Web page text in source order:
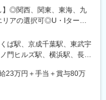
、観月橋駅、海老江駅、中
)、住之江公園駅、上前津
田駅、赤羽岩淵駅、セン
由ケ丘駅(愛知県)、出島
、神谷町駅、新高島駅、
田駅(地下鉄)、富山駅、京
、銀山町駅、西鉄福岡
舟入本町駅、花田口駅、
野田駅(阪神線)、肥後橋
】◎関西、関東、東海、九
アの選択可◎U・Iターン
補助など制度完備）■関
歌山、滋賀）■関東エリア
城、群馬など）■東海エリ
東北エリア（宮城、福島な
、新潟、長野など）のプロ
ば駅、京成千葉駅、東武宇
門ヒルズ駅、横浜駅、長野
宮駅(神戸新交通)、山陽姫
駅(香川県)、天神駅、花畑
23万円＋手当＋賞与80万